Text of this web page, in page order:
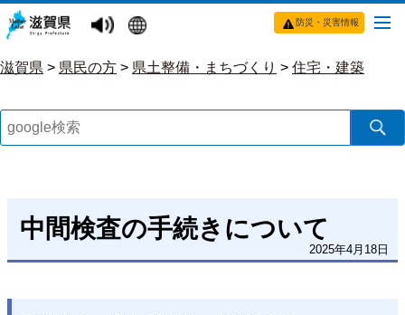
防災・災害情報
滋賀県 > 県民の方 > 県土整備・まちづくり > 住宅・建築
中間検査の手続きについて
2025年4月18日